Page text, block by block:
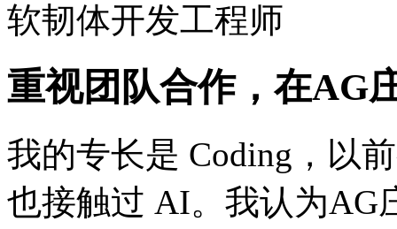
软韧体开发工程师
重视团队合作，在AG
我的专长是 Coding，以
也接触过 AI。我认为AG